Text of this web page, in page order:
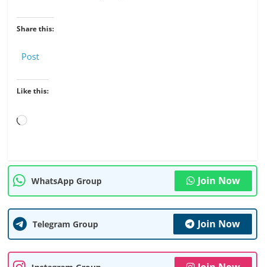
Share this:
Post
Like this:
Loading…
WhatsApp Group Join Now
Telegram Group Join Now